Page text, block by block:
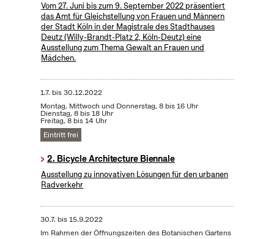
Vom 27. Juni bis zum 9. September 2022 präsentiert
das Amt für Gleichstellung von Frauen und Männern
der Stadt Köln in der Magistrale des Stadthauses
Deutz (Willy-Brandt-Platz 2, Köln-Deutz) eine
Ausstellung zum Thema Gewalt an Frauen und
Mädchen.
1.7. bis30.12.2022
Montag, Mittwoch und Donnerstag, 8 bis 16 Uhr
Dienstag, 8 bis 18 Uhr
Freitag, 8 bis 14 Uhr
Eintritt frei
2. Bicycle Architecture Biennale
Ausstellung zu innovativen Lösungen für den urbanen
Radverkehr
30.7. bis15.9.2022
Im Rahmen der Öffnungszeiten des Botanischen Gartens